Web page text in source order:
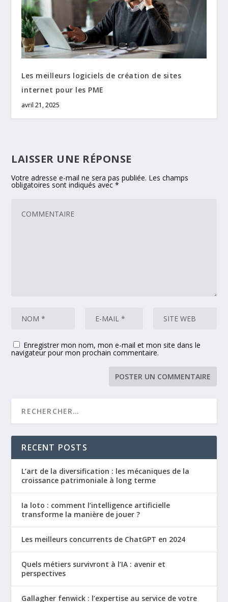
Les meilleurs logiciels de création de sites
internet pour les PME
avril 21, 2025
LAISSER UNE RÉPONSE
Votre adresse e-mail ne sera pas publiée. Les champs
obligatoires sont indiqués avec*
Enregistrer mon nom, mon e-mail et mon site dans le
navigateur pour mon prochain commentaire.
RECENT POSTS
L’art de la diversification : les mécaniques de la
croissance patrimoniale à long terme
Ia loto : comment l’intelligence artificielle
transforme la manière de jouer ?
Les meilleurs concurrents de ChatGPT en 2024
Quels métiers survivront à l’IA : avenir et
perspectives
Gallagher fenwick : l’expertise au service de votre